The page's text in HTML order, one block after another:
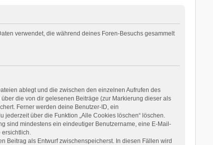
verwendet, die während deines Foren-Besuchs gesammelt
ablegt und die zwischen den einzelnen Aufrufen des
die von dir gelesenen Beiträge (zur Markierung dieser als
Ferner werden deine Benutzer-ID, ein
über die Funktion „Alle Cookies löschen“ löschen.
sind mindestens ein eindeutiger Benutzername, eine E-Mail-
ersichtlich.
Beitrag als Entwurf zwischenspeicherst. In diesen Fällen wird